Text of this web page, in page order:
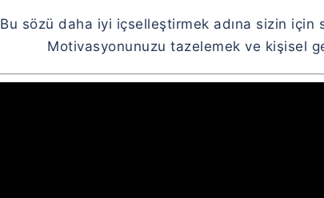
Bu sözü daha iyi içselleştirmek adına sizin için
Motivasyonunuzu tazelemek ve kişisel